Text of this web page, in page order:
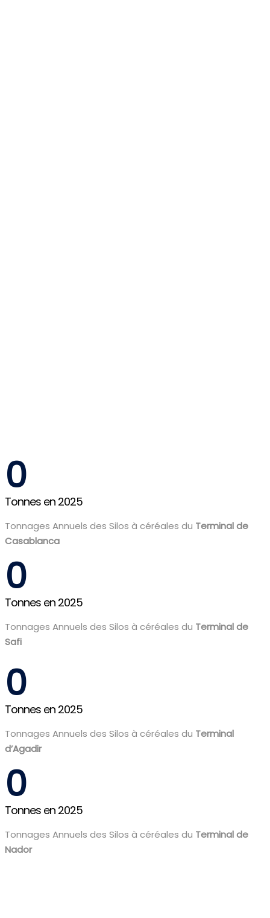
0
Tonnes en 2025
Tonnages Annuels des Silos à céréales du Terminal de
Casablanca
0
Tonnes en 2025
Tonnages Annuels des Silos à céréales du Terminal de
Safi
0
Tonnes en 2025
Tonnages Annuels des Silos à céréales du Terminal
d’Agadir
0
Tonnes en 2025
Tonnages Annuels des Silos à céréales du Terminal de
Nador